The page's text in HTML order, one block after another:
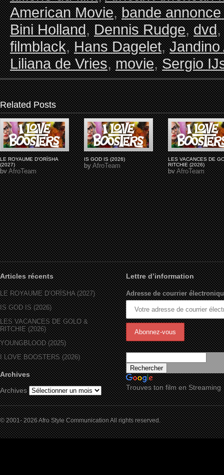
American Movie,bande
Bini Holland,Dennis Rudge,dvd
filmblack,Hans Dagelet,Jandino
Liliana de Vries,movie,Sergio
Related Posts
LE ROYAUME D'ORÏSHA
(2027)
byAfroTeam
IS GOD IS (2026)
byAfroTeam
LES VACANCES DE
RITCHIE (2026)
byAfroTeam
Articles récents
LE ROYAUME D’ORÏSHA (2027)
IS GOD IS (2026)
LES VACANCES DE GOLO &
RITCHIE (2026)
YOUNGBLOOD (2025)
I LOVE BOOSTERS (2026)
Archives
Archives
Lettre d’information
Adresse de courrier
Trouves ton film en Streaming
© 2001- 2026 Afro Style Communication All rights reserved.